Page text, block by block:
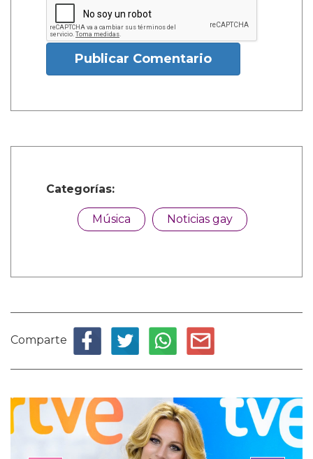
Publicar Comentario
Categorías:
Música Noticias gay
Comparte